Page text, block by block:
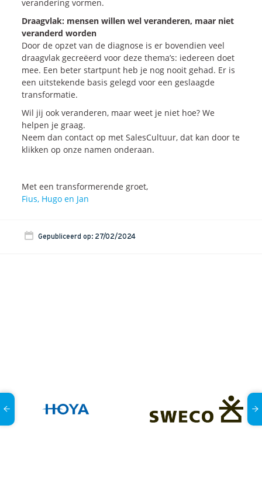
verandering vormen.
Draagvlak: mensen willen wel veranderen, maar niet
veranderd worden
Door de opzet van de diagnose is er bovendien veel
draagvlak gecreëerd voor deze thema’s: iedereen doet
mee. Een beter startpunt heb je nog nooit gehad. Er is
een uitstekende basis gelegd voor een geslaagde
transformatie.
Wil jij ook veranderen, maar weet je niet hoe? We
helpen je graag.
Neem dan contact op met SalesCultuur, dat kan door te
klikken op onze namen onderaan.
Met een transformerende groet,
Fius, Hugo en Jan
Gepubliceerd op: 27/02/2024